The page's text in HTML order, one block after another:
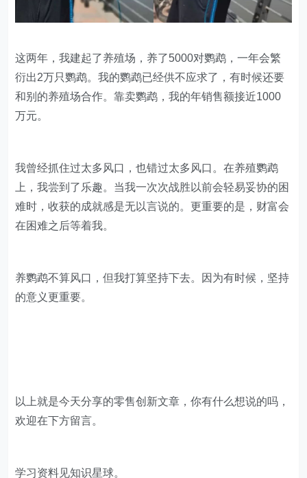
衍出2万只鹦鹉。我的鹦鹉已经供不应求了，有时候还要
和别的养殖场合作。靠卖鹦鹉，我的年销售额接近1000
难时，收获的成就感是无以言说的。更重要的是，财富会
在困难之后等着我。
养鹦鹉不算风口，但我打算坚持下去。因为有时候，坚持